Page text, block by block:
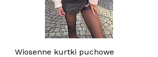
Wiosenne kurtki puchowe